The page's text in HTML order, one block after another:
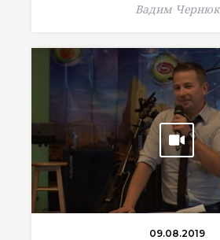
Вадим Чернюк
09.08.2019